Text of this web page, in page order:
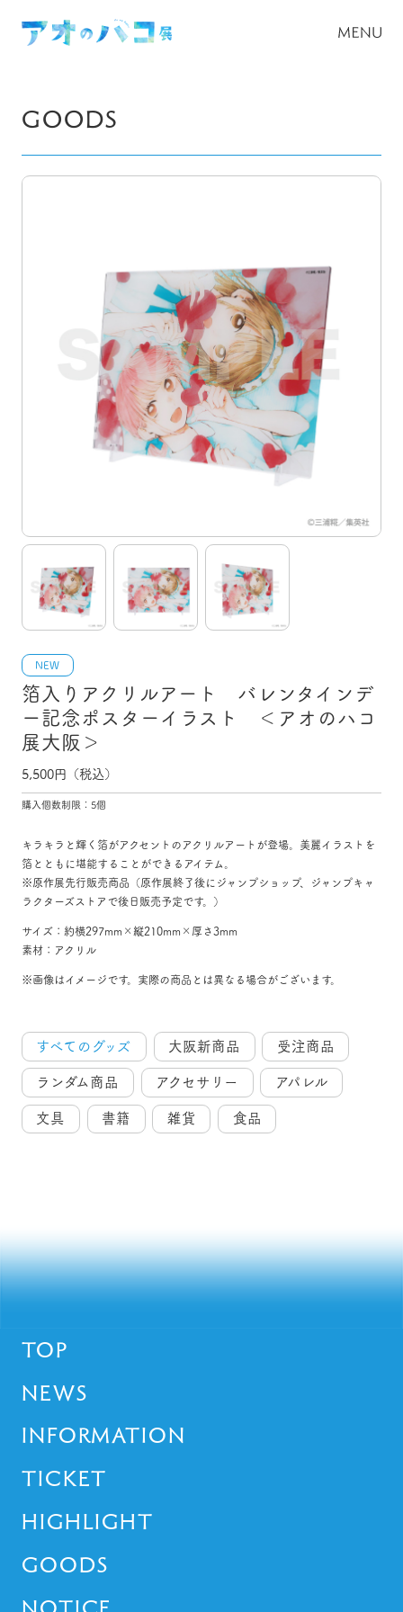
GOODS
NEW
箔入りアクリルアート バレンタインデ
ー記念ポスターイラスト ＜アオのハコ
展大阪＞
5,500円（税込）
購入個数制限：5個
キラキラと輝く箔がアクセントのアクリルアートが登場。美麗イラストを
箔とともに堪能することができるアイテム。
※原作展先行販売商品（原作展終了後にジャンプショップ、ジャンプキャ
ラクターズストアで後日販売予定です。）
サイズ：約横297mm×縦210mm×厚さ3mm
素材：アクリル
※画像はイメージです。実際の商品とは異なる場合がございます。
すべてのグッズ 大阪新商品 受注商品
ランダム商品 アクセサリー アパレル
文具 書籍 雑貨 食品
TOP
NEWS
INFORMATION
TICKET
HIGHLIGHT
GOODS
NOTICE